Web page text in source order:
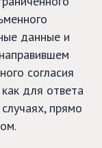
данные и
согласия
для ответа
прямо